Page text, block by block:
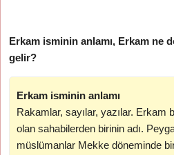
Erkam isminin anlamı, Erkam ne
gelir?
Erkam isminin anlamı
Rakamlar, sayılar, yazılar.
olan sahabilerden birinin adı.
müslümanlar Mekke döneminde